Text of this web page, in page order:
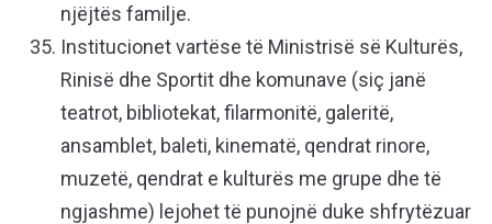
njëjtës familje.
Institucionet vartëse të Ministrisë së Kulturës,
Rinisë dhe Sportit dhe komunave (siç janë
teatrot, bibliotekat, filarmonitë, galeritë,
ansamblet, baleti, kinematë, qendrat rinore,
muzetë, qendrat e kulturës me grupe dhe të
ngjashme) lejohet të punojnë duke shfrytëzuar